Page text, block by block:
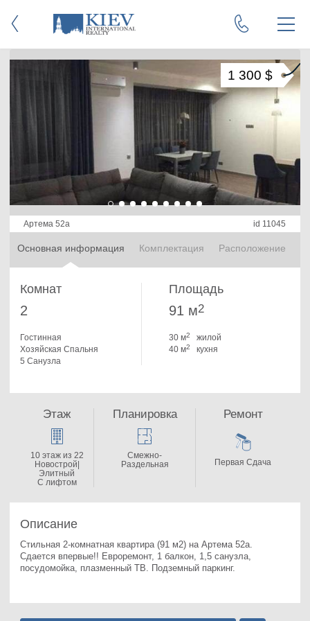
Артема 52а id 11045
Основная информация Комплектация Расположение
1 300 $
Комнат
2
Гостинная
Хозяйская Спальня
5 Санузла
Площадь
91 м2
30 м2
жилой
40 м2 кухня
Описание
Сдается впервые!! Евроремонт, 1 балкон, 1,5 санузла,
посудомойка, плазменный ТВ. Подземный паркинг.
Этаж
10 этаж из 22
Новострой|
Элитный
С лифтом
Планировка
Смежно-
Раздельная
Ремонт
Первая Сдача